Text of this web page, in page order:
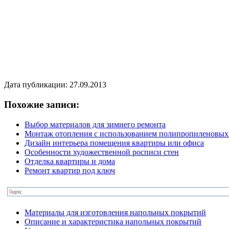
Дата публикации: 27.09.2013
Похожие записи:
Выбор материалов для зимнего ремонта
Монтаж отопления с использованием
Дизайн интерьера помещения квартиры или офиса
Особенности художественной росписи стен
Отделка квартиры и дома
Ремонт квартир под ключ
Материалы для изготовления напольных покрытий
Описание и характеристика напольных покрытий